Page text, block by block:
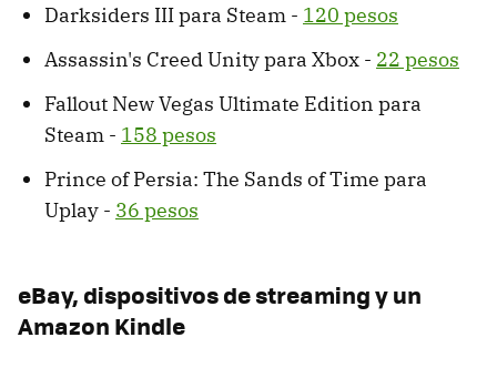
Darksiders III para Steam - 120 pesos
Assassin's Creed Unity para Xbox - 22 pesos
Fallout New Vegas Ultimate Edition para
Steam - 158 pesos
Prince of Persia: The Sands of Time para
Uplay - 36 pesos
eBay, dispositivos de streaming y un
Amazon Kindle